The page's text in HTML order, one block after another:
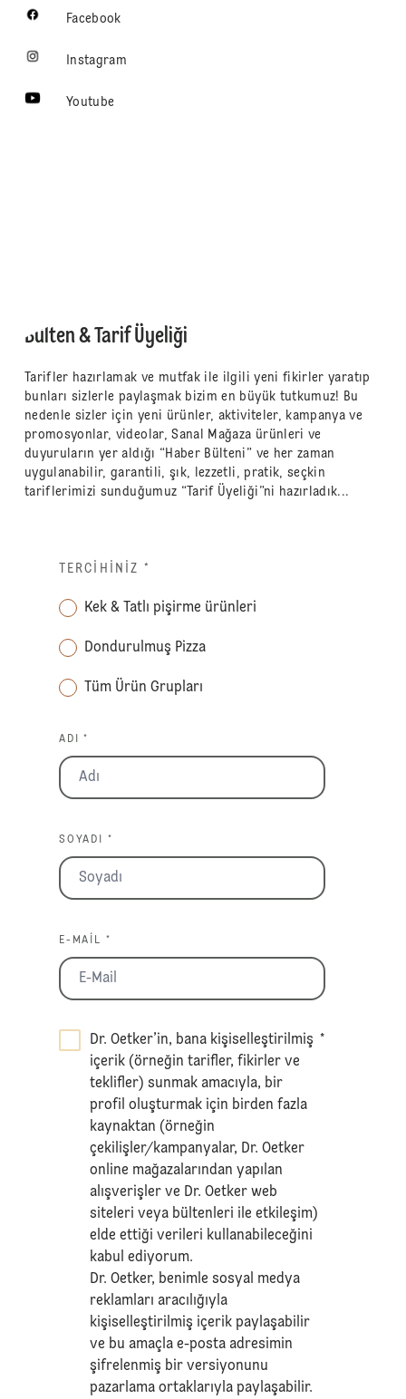
Facebook
Instagram
Youtube
Bülten & Tarif Üyeliği
Tarifler hazırlamak ve mutfak ile ilgili yeni fikirler yaratıp
bunları sizlerle paylaşmak bizim en büyük tutkumuz! Bu
nedenle sizler için yeni ürünler, aktiviteler, kampanya ve
promosyonlar, videolar, Sanal Mağaza ürünleri ve
duyuruların yer aldığı “Haber Bülteni” ve her zaman
uygulanabilir, garantili, şık, lezzetli, pratik, seçkin
tariflerimizi sunduğumuz “Tarif Üyeliği”ni hazırladık...
TERCIHINIZ *
Kek & Tatlı pişirme ürünleri
Dondurulmuş Pizza
Tüm Ürün Grupları
ADI *
SOYADI *
E-MAIL *
Dr. Oetker’in, bana kişiselleştirilmiş
içerik (örneğin tarifler, fikirler ve
teklifler) sunmak amacıyla, bir
profil oluşturmak için birden fazla
kaynaktan (örneğin
çekilişler/kampanyalar, Dr. Oetker
online mağazalarından yapılan
alışverişler ve Dr. Oetker web
siteleri veya bültenleri ile etkileşim)
elde ettiği verileri kullanabileceğini
kabul ediyorum.
Dr. Oetker, benimle sosyal medya
reklamları aracılığıyla
kişiselleştirilmiş içerik paylaşabilir
ve bu amaçla e-posta adresimin
şifrelenmiş bir versiyonunu
pazarlama ortaklarıyla paylaşabilir.
*